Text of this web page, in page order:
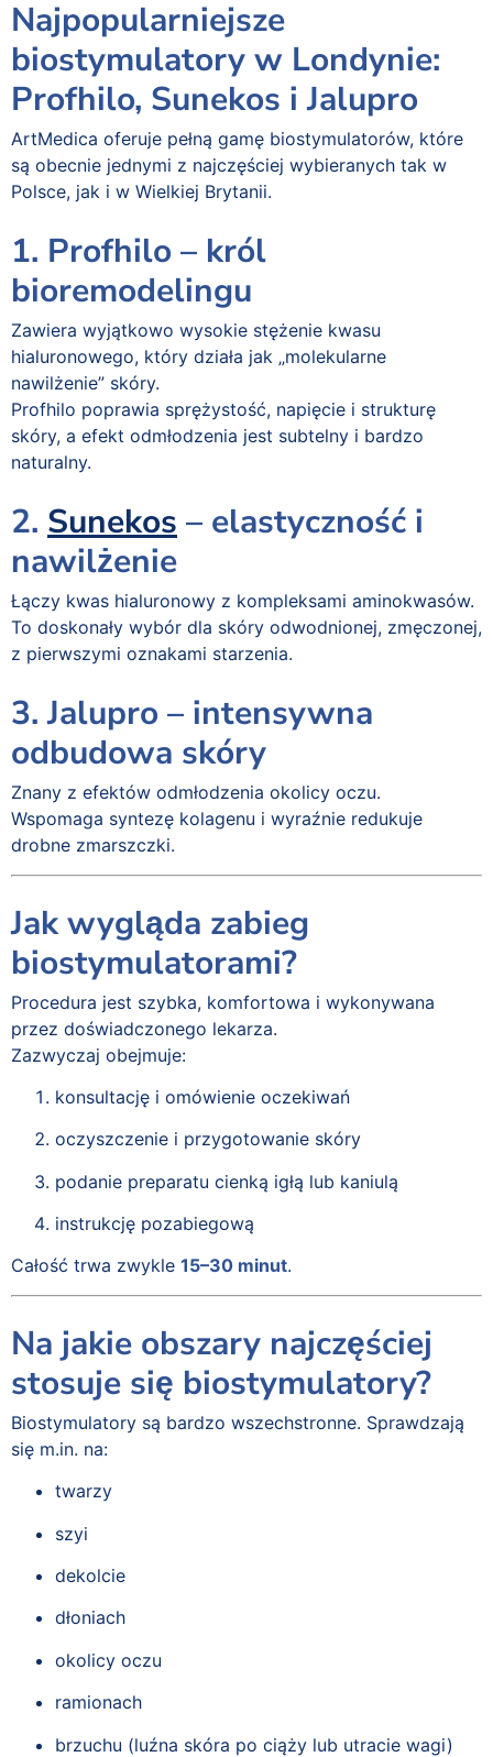
Najpopularniejsze
biostymulatory w Londynie:
Profhilo, Sunekos i Jalupro
ArtMedica oferuje pełną gamę biostymulatorów, które
są obecnie jednymi z najczęściej wybieranych tak w
Polsce, jak i w Wielkiej Brytanii.
1. Profhilo – król
bioremodelingu
Zawiera wyjątkowo wysokie stężenie kwasu
hialuronowego, który działa jak „molekularne
nawilżenie” skóry.
Profhilo poprawia sprężystość, napięcie i strukturę
skóry, a efekt odmłodzenia jest subtelny i bardzo
naturalny.
2. Sunekos – elastyczność i
nawilżenie
Łączy kwas hialuronowy z kompleksami aminokwasów.
To doskonały wybór dla skóry odwodnionej, zmęczonej,
z pierwszymi oznakami starzenia.
3. Jalupro – intensywna
odbudowa skóry
Znany z efektów odmłodzenia okolicy oczu.
Wspomaga syntezę kolagenu i wyraźnie redukuje
drobne zmarszczki.
Jak wygląda zabieg
biostymulatorami?
Procedura jest szybka, komfortowa i wykonywana
przez doświadczonego lekarza.
Zazwyczaj obejmuje:
konsultację i omówienie oczekiwań
oczyszczenie i przygotowanie skóry
podanie preparatu cienką igłą lub kaniulą
instrukcję pozabiegową
Całość trwa zwykle 15–30 minut.
Na jakie obszary najczęściej
stosuje się biostymulatory?
Biostymulatory są bardzo wszechstronne. Sprawdzają
się m.in. na:
twarzy
szyi
dekolcie
dłoniach
okolicy oczu
ramionach
brzuchu (luźna skóra po ciąży lub utracie wagi)